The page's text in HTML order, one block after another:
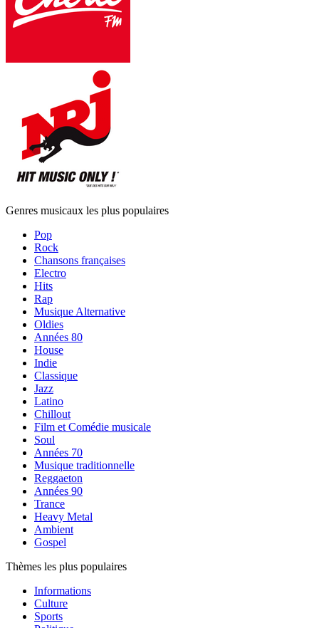
Genres musicaux les plus populaires
Pop
Rock
Chansons françaises
Electro
Hits
Rap
Musique Alternative
Oldies
Années 80
House
Indie
Classique
Jazz
Latino
Chillout
Film et Comédie musicale
Soul
Années 70
Musique traditionnelle
Reggaeton
Années 90
Trance
Heavy Metal
Ambient
Gospel
Thèmes les plus populaires
Informations
Culture
Sports